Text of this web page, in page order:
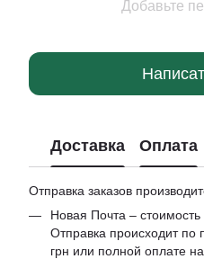
Добавьте
Доставка Оплата
Отправка заказов
Новая Почта – стоимость
Отправка происходит по
грн или полной оплате